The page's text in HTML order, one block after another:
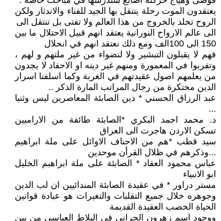
يعتقدون الموت رحلة ينتقل بها الجيد للفناء والاندثار ولكن
الروح تخلد بالخروج من هذا العالم ولا تفتى بل تنتقل الى
الى عالم الارواح النورانية يعتقد انهم قبيل الاحتلال ما بين
150 الى 100الف ومع ذلك نعتقد انهم في انحلال
فهم لا يقبلون التبشير ولا لنضواء من غير ملتهم و لهم ،
وتفربوا في المعمورة ومنهم غير دينه او الاحفاد لا يجدون
من يعلمهم اصول عقيدتهم في الغربة وكما اسلفنا اسرار
الدين محتكرة من رجال المراتب المارة الذكر ..
عبد الرزاق الحسني * دين الصابئة المعاصرين ليس وثنيا
...
د. محمد احمد البكري *الصابئة طائفة من الاراميين
تسكن الاردن هاجرت الى العراق
سيد قطب *هم من الاحناف الاوائل على ملة ابراهيم
...وذكرهم في ظلال القرأن موحدين
عباس محمود العقاد * الصابئة على ملة ابراهبم الخليل
ابو الانبياء
مستر دراور * في عقيدة الصابئة المندائيين ان لب الدين
وجوهره خلال جميع التقلبات والتغيرات هو عبادة قوانين
الحياة الخصب العقيدة القديمة
ووجود اسم زهرون الحراني في البلاط العباسي من بين